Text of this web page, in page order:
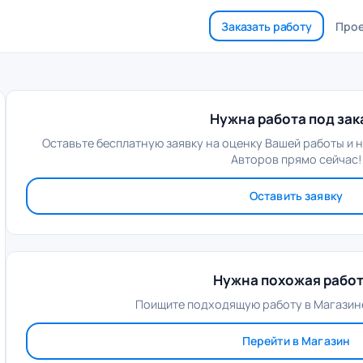
Заказать работу
Нужна работа под
Оставьте бесплатную заявку на оценку Вашей работы и
Авторов прямо сейчас!
Оставить заявку
Нужна похожая
Поищите подходящую работу в
Перейти в Магазин